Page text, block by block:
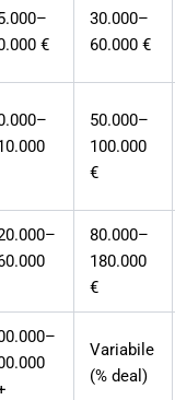
€
30.000–
60.000 €
50.000–
100.000
€
80.000–
180.000
€
Variabile
(% deal)